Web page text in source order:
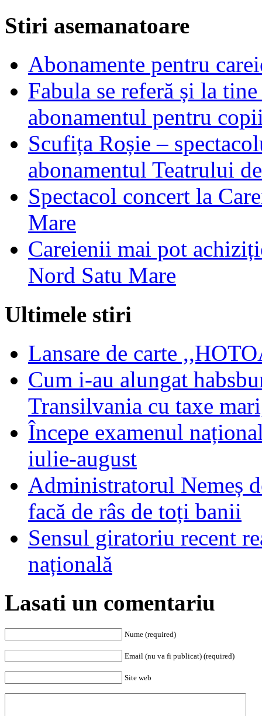
Stiri asemanatoare
Abonamente pentru
Fabula se referă și la
abonamentul pentru
Scufița Roșie –
abonamentul Teatrului
Spectacol concert la
Mare
Careienii mai pot
Nord Satu Mare
Ultimele stiri
Lansare de carte
Cum i-au alungat
Transilvania cu taxe
Începe examenul
iulie-august
Administratorul Nemeș
facă de râs de toți banii
Sensul giratoriu recent
națională
Lasati un comentariu
Nume (required)
Email (nu va fi publicat) (required)
Site web